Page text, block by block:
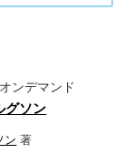
ンデマンド
ソン
ン 著